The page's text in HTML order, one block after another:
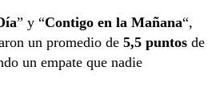
” y “Contigo en la Mañana“,
un promedio de 5,5 puntos de
un empate que nadie